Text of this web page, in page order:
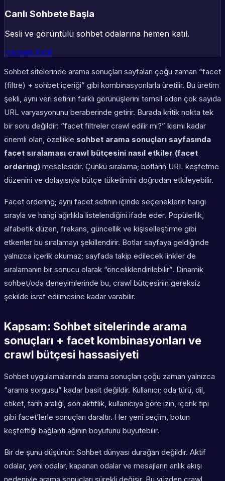
Canlı Sohbete Başla
Sesli ve görüntülü sohbet odalarına hemen katıl.
Hemen Katıl
Sohbet sitelerinde arama sonuçları sayfaları çoğu zaman “facet
(filtre) + sohbet içeriği” gibi kombinasyonlarla üretilir. Bu üretim
şekli, aynı veri setinin farklı görünüşlerini temsil eden çok sayıda
URL varyasyonunu beraberinde getirir. Burada kritik nokta tek
bir soru değildir: “facet filtreler crawl edilir mi?” kısmı kadar
önemli olan, özellikle sohbet arama sonuçları sayfasında
facet sıralaması crawl bütçesini nasıl etkiler (facet
ordering) meselesidir. Çünkü sıralama; botların URL keşfetme
düzenini ve dolayısıyla bütçe tüketimini doğrudan etkileyebilir.
Facet ordering; aynı facet setinin içinde seçeneklerin hangi
sırayla ve hangi ağırlıkla listelendiğini ifade eder. Popülerlik,
alfabetik düzen, frekans, güncellik ve kişiselleştirme gibi
etkenler bu sıralamayı şekillendirir. Botlar sayfaya geldiğinde
yalnızca içerik okumaz; sayfada takip edilecek linkler de
sıralamanın bir sonucu olarak “önceliklendirilebilir”. Dinamik
sohbet/oda deneyimlerinde bu, crawl bütçesinin gereksiz
şekilde israf edilmesine kadar varabilir.
Kapsam: Sohbet sitelerinde arama
sonuçları + facet kombinasyonları ve
crawl bütçesi hassasiyeti
Sohbet uygulamalarında arama sonuçları çoğu zaman yalnızca
“arama sorgusu” kadar basit değildir. Kullanıcı; oda türü, dil,
etiket, tarih aralığı, son aktiflik, kullanıcıya göre izin, içerik tipi
gibi facet’lerle sonuçları daraltır. Her yeni seçim, botun
keşfettiği bağlantı ağının boyutunu büyütebilir.
Bir de şunu düşünün: Sohbet dünyası durağan değildir. Aktif
odalar, yeni odalar, kapanan odalar ve mesajların anlık akışı